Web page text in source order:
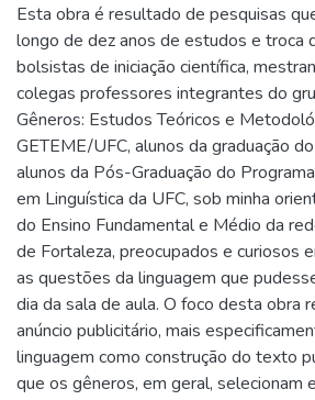
Esta obra é resultado de pesquisas
longo de dez anos de estudos e troca
bolsistas de iniciação científica,
colegas professores integrantes do
Gêneros: Estudos Teóricos e
GETEME/UFC, alunos da graduação
alunos da Pós-Graduação do
em Linguística da UFC, sob minha
do Ensino Fundamental e Médio da
de Fortaleza, preocupados e curiosos
as questões da linguagem que
dia da sala de aula. O foco desta obra
anúncio publicitário, mais
linguagem como construção do texto
que os gêneros, em geral, selecionam